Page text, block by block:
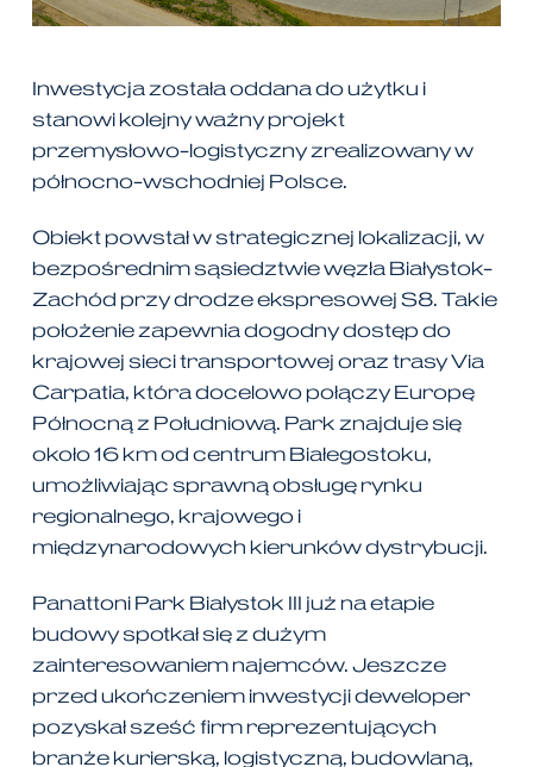
Inwestycja została oddana do użytku i
stanowi kolejny ważny projekt
przemysłowo-logistyczny zrealizowany w
północno-wschodniej Polsce.
Obiekt powstał w strategicznej lokalizacji, w
bezpośrednim sąsiedztwie węzła Białystok-
Zachód przy drodze ekspresowej S8. Takie
położenie zapewnia dogodny dostęp do
krajowej sieci transportowej oraz trasy Via
Carpatia, która docelowo połączy Europę
Północną z Południową. Park znajduje się
około 16 km od centrum Białegostoku,
umożliwiając sprawną obsługę rynku
regionalnego, krajowego i
międzynarodowych kierunków dystrybucji.
Panattoni Park Białystok III już na etapie
budowy spotkał się z dużym
zainteresowaniem najemców. Jeszcze
przed ukończeniem inwestycji deweloper
pozyskał sześć firm reprezentujących
branże kurierską, logistyczną, budowlaną,